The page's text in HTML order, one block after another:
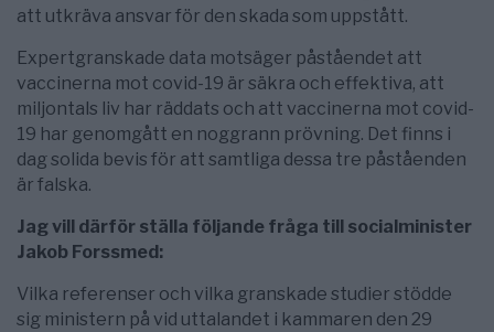
att utkräva ansvar för den skada som uppstått.
Expertgranskade data motsäger påståendet att
vaccinerna mot covid-19 är säkra och effektiva, att
miljontals liv har räddats och att vaccinerna mot covid-
19 har genomgått en noggrann prövning. Det finns i
dag solida bevis för att samtliga dessa tre påståenden
är falska.
Jag vill därför ställa följande fråga till socialminister
Jakob Forssmed:
Vilka referenser och vilka granskade studier stödde
sig ministern på vid uttalandet i kammaren den 29